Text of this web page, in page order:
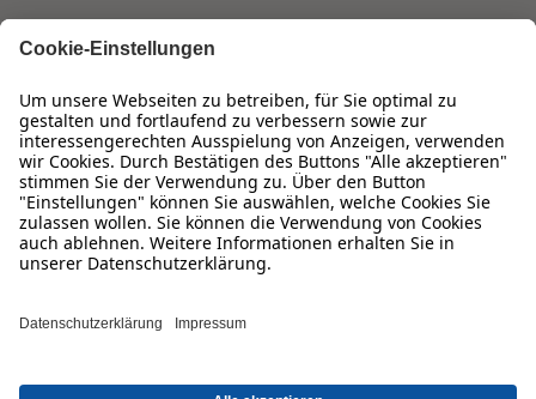
Qualität & Sicherheit
Zertifizierungen & Initiativen
Hartlauer Foto World